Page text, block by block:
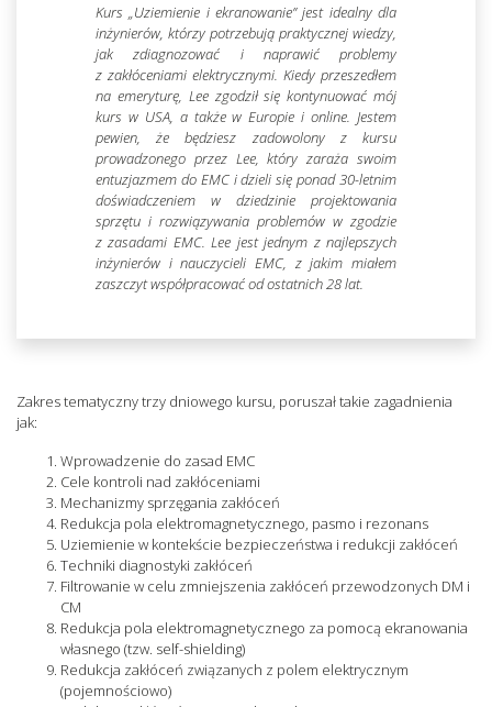
Kurs „Uziemienie i ekranowanie” jest idealny dla
inżynierów, którzy potrzebują praktycznej wiedzy,
jak zdiagnozować i naprawić problemy
z zakłóceniami elektrycznymi. Kiedy przeszedłem
na emeryturę, Lee zgodził się kontynuować mój
kurs w USA, a także w Europie i online. Jestem
pewien, że będziesz zadowolony z kursu
prowadzonego przez Lee, który zaraża swoim
entuzjazmem do EMC i dzieli się ponad 30-letnim
doświadczeniem w dziedzinie projektowania
sprzętu i rozwiązywania problemów w zgodzie
z zasadami EMC. Lee jest jednym z najlepszych
inżynierów i nauczycieli EMC, z jakim miałem
zaszczyt współpracować od ostatnich 28 lat.
Zakres tematyczny trzy dniowego kursu, poruszał takie zagadnienia
jak:
Wprowadzenie do zasad EMC
Cele kontroli nad zakłóceniami
Mechanizmy sprzęgania zakłóceń
Redukcja pola elektromagnetycznego, pasmo i rezonans
Uziemienie w kontekście bezpieczeństwa i redukcji zakłóceń
Techniki diagnostyki zakłóceń
Filtrowanie w celu zmniejszenia zakłóceń przewodzonych DM i
CM
Redukcja pola elektromagnetycznego za pomocą ekranowania
własnego (tzw. self-shielding)
Redukcja zakłóceń związanych z polem elektrycznym
(pojemnościowo)